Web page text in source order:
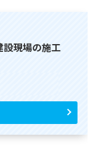
設現場の施工